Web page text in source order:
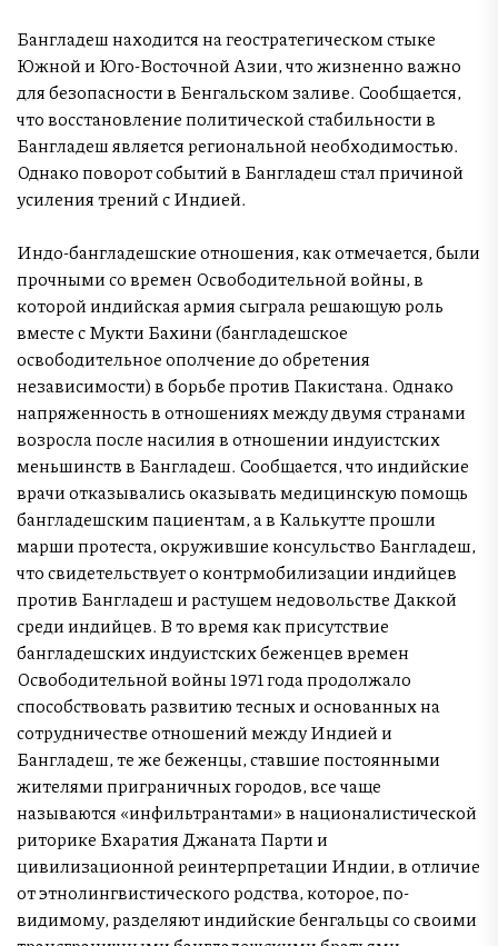
Бангладеш находится на геостратегическом стыке
Южной и Юго-Восточной Азии, что жизненно важно
для безопасности в Бенгальском заливе. Сообщается,
что восстановление политической стабильности в
Бангладеш является региональной необходимостью.
Однако поворот событий в Бангладеш стал причиной
усиления трений с Индией.
Индо-бангладешские отношения, как отмечается, были
прочными со времен Освободительной войны, в
которой индийская армия сыграла решающую роль
вместе с Мукти Бахини (бангладешское
освободительное ополчение до обретения
независимости) в борьбе против Пакистана. Однако
напряженность в отношениях между двумя странами
возросла после насилия в отношении индуистских
меньшинств в Бангладеш. Сообщается, что индийские
врачи отказывались оказывать медицинскую помощь
бангладешским пациентам, а в Калькутте прошли
марши протеста, окружившие консульство Бангладеш,
что свидетельствует о контрмобилизации индийцев
против Бангладеш и растущем недовольстве Даккой
среди индийцев. В то время как присутствие
бангладешских индуистских беженцев времен
Освободительной войны 1971 года продолжало
способствовать развитию тесных и основанных на
сотрудничестве отношений между Индией и
Бангладеш, те же беженцы, ставшие постоянными
жителями приграничных городов, все чаще
называются «инфильтрантами» в националистической
риторике Бхаратия Джаната Парти и
цивилизационной реинтерпретации Индии, в отличие
от этнолингвистического родства, которое, по-
видимому, разделяют индийские бенгальцы со своими